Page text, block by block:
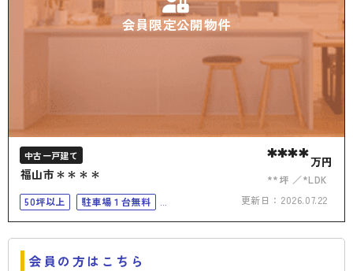
会員限定公開物件
中古一戸建て
福山市＊＊＊＊
****万円
**坪
*LDK
50坪以上
駐車場１台無料
更新日： 2026.07.22
会員の方はこちら